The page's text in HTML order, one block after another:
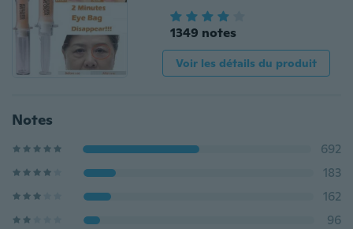
1349 notes
Voir les détails du produit
Notes
692
183
162
96